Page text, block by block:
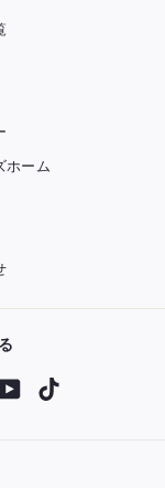
ホーム
YouTube